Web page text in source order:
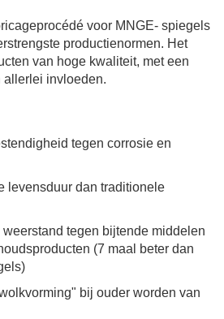
voor MNGE- spiegels
productienormen. Het
van hoge kwaliteit, met een
allerlei invloeden.
tegen corrosie en
levensduur dan traditionele
weerstand tegen bijtende middelen
(7 maal beter dan
bij ouder worden van